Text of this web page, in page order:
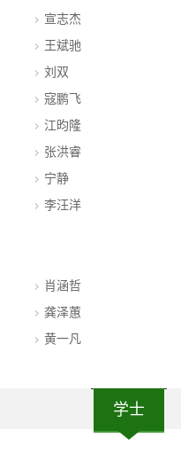
宣志杰
王斌驰
刘双
寇鹏飞
江昀隆
张洪睿
宁静
李汪洋
肖涵哲
龚泽蕙
黄一凡
学士